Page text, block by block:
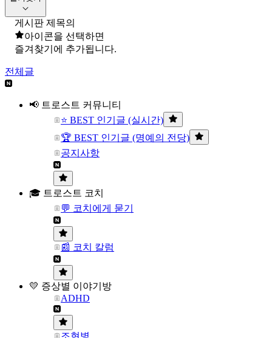
게시판 제목의
아이콘을 선택하면
즐겨찾기에 추가됩니다.
전체글
📢 트로스트 커뮤니티
⭐ BEST 인기글 (실시간)
🏆 BEST 인기글 (명예의 전당)
공지사항
🎓 트로스트 코치
💬 코치에게 묻기
📰 코치 칼럼
💛 증상별 이야기방
ADHD
조현병